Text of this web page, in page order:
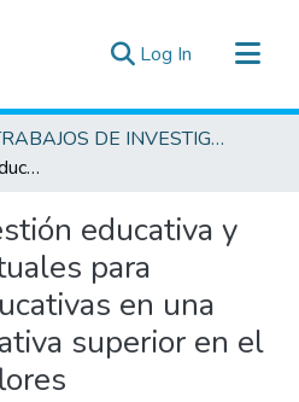
Log In (current)
TRABAJOS DE INVESTIGACIÓN
Calidad de la gestión educativa y los entornos virtuales para instituciones educativas en una Institución educativa superior en el distrito de Miraflores
educativa y
para
en una
superior en el